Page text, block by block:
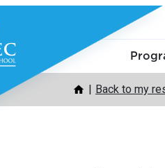
Back to my